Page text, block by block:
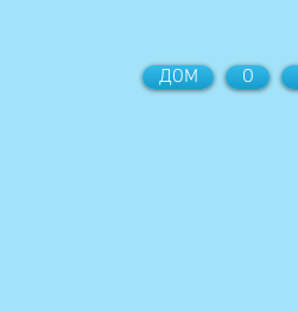
ДОМ О